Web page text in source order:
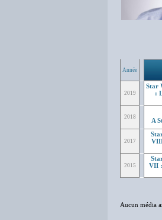
Année
2019
Star
:
2018
A
2017
2015
VII :
Aucun média